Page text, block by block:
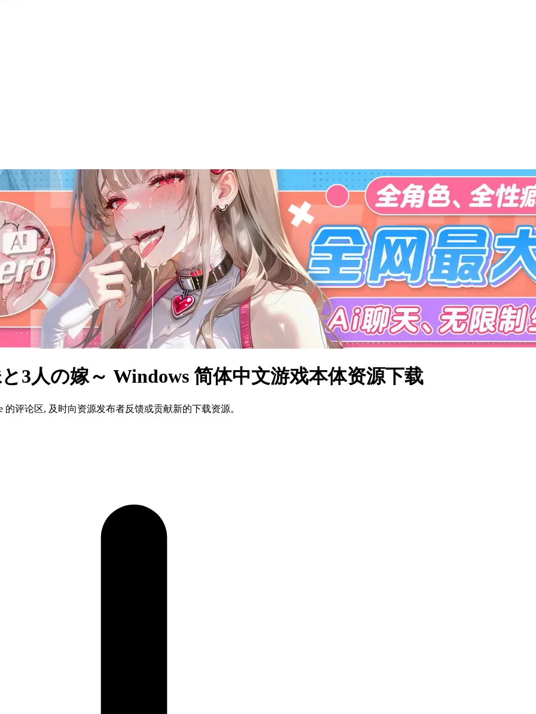
3人の嫁～ Windows 简体中文游戏本体资源下载
评论区, 及时向资源发布者反馈或贡献新的下载资源。